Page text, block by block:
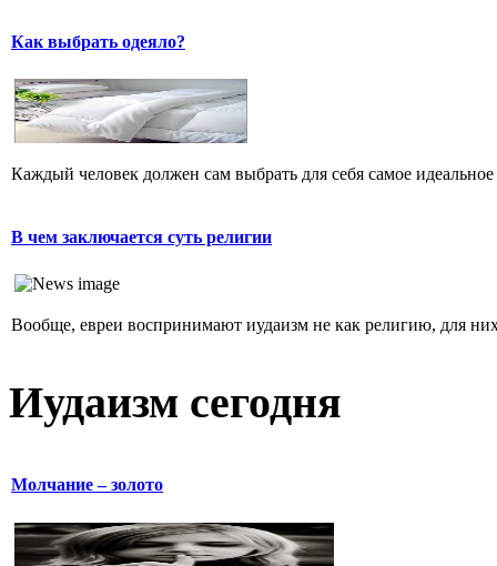
Как выбрать одеяло?
Каждый человек должен сам выбрать для себя самое
В чем заключается суть религии
Вообще, евреи воспринимают иудаизм не как религию, для
Иудаизм сегодня
Молчание – золото